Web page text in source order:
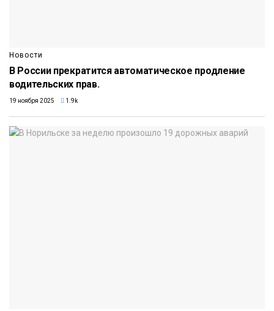
Новости
В России прекратится автоматическое продление
водительских прав.
19 ноября 2025 1.9k